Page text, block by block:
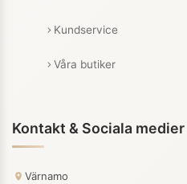
Kundservice
Våra butiker
Kontakt & Sociala medier
Värnamo